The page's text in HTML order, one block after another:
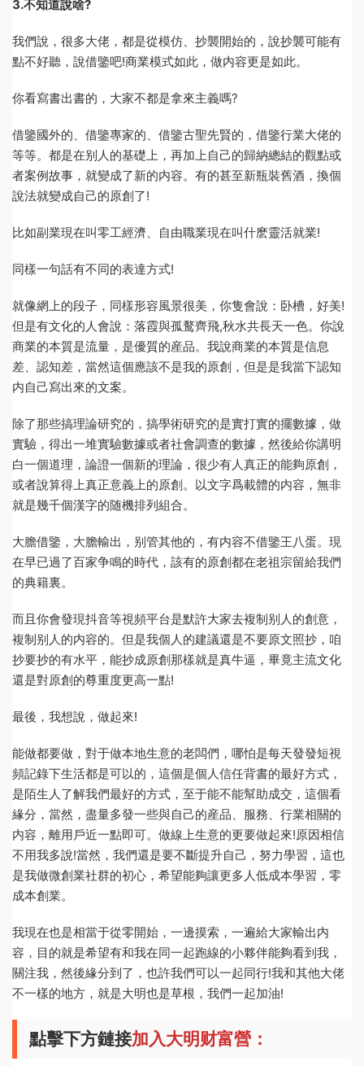
3.不知道說啥?
我們說，很多大佬，都是從模仿、抄襲開始的，說抄襲可能有
點不好聽，說借鑒吧!商業模式如此，做内容更是如此。
你看寫書出書的，大家不都是拿來主義嗎?
借鑒國外的、借鑒專家的、借鑒古聖先賢的，借鑒行業大佬的
等等。都是在别人的基礎上，再加上自己的歸納總結的觀點或
者案例故事，就變成了新的内容。有的甚至新瓶裝舊酒，換個
說法就變成自己的原創了!
比如副業現在叫零工經濟、自由職業現在叫什麽靈活就業!
同樣一句話有不同的表達方式!
就像網上的段子，同樣形容風景很美，你隻會說：卧槽，好美!
但是有文化的人會說：落霞與孤鹜齊飛,秋水共長天一色。你說
商業的本質是流量，是優質的産品。我說商業的本質是信息
差、認知差，當然這個應該不是我的原創，但是是我當下認知
内自己寫出來的文案。
除了那些搞理論研究的，搞學術研究的是實打實的擺數據，做
實驗，得出一堆實驗數據或者社會調查的數據，然後給你講明
白一個道理，論證一個新的理論，很少有人真正的能夠原創，
或者說算得上真正意義上的原創。以文字爲載體的内容，無非
就是幾千個漢字的随機排列組合。
大膽借鑒，大膽輸出，别管其他的，有内容不借鑒王八蛋。現
在早已過了百家争鳴的時代，該有的原創都在老祖宗留給我們
的典籍裏。
而且你會發現抖音等視頻平台是默許大家去複制别人的創意，
複制别人的内容的。但是我個人的建議還是不要原文照抄，咱
抄要抄的有水平，能抄成原創那樣就是真牛逼，畢竟主流文化
還是對原創的尊重度更高一點!
最後，我想說，做起來!
能做都要做，對于做本地生意的老闆們，哪怕是每天發發短視
頻記錄下生活都是可以的，這個是個人信任背書的最好方式，
是陌生人了解我們最好的方式，至于能不能幫助成交，這個看
緣分，當然，盡量多發一些與自己的産品、服務、行業相關的
内容，離用戶近一點即可。做線上生意的更要做起來!原因相信
不用我多說!當然，我們還是要不斷提升自己，努力學習，這也
是我做微創業社群的初心，希望能夠讓更多人低成本學習，零
成本創業。
我現在也是相當于從零開始，一邊摸索，一遍給大家輸出内
容，目的就是希望有和我在同一起跑線的小夥伴能夠看到我，
關注我，然後緣分到了，也許我們可以一起同行!我和其他大佬
不一樣的地方，就是大明也是草根，我們一起加油!
點擊下方鏈接加入大明财富營：